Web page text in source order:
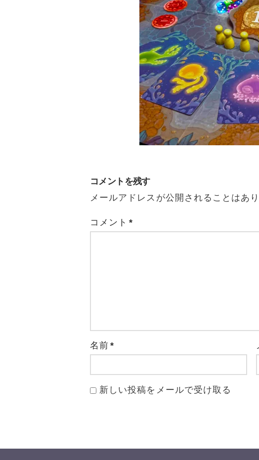
コメントを残す
メールアドレスが公開されることはあり
コメント*
名前*
新しい投稿をメールで受け取る